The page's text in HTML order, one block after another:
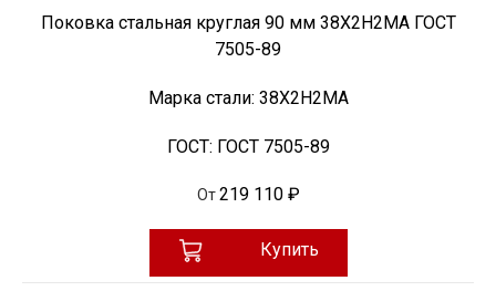
Поковка стальная круглая 90 мм 38Х2Н2МА ГОСТ
7505-89
Марка стали: 38Х2Н2МА
ГОСТ: ГОСТ 7505-89
От 219 110 ₽
Купить